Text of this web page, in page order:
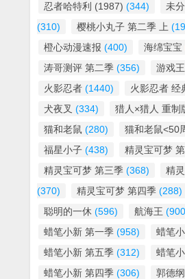
忍者哈特利 (1987) (344) 未
(310)
樱桃小丸子 第二季 上
橙心动漫速报 (400) 海绵宝宝
涛哥测评 第二季 (356) 游戏
火影忍者 (1440) 火影忍者 经
犬夜叉 (334) 猎人×猎人 重制
猫和老鼠 (280) 猫和老鼠<50
福星小子 (438) 精灵宝可梦
精灵宝可梦 第三季 (368)
精
(370)
精灵宝可梦 第四季 (288)
聪明的一休 (596) 航海王
蜡笔小新 第一季 (958) 蜡笔
蜡笔小新 第五季 (312) 蜡笔
蜡笔小新 第四季 (306)
郭德